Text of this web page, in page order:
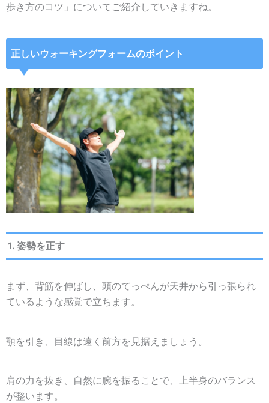
歩き方のコツ」についてご紹介していきますね。
正しいウォーキングフォームのポイント
1. 姿勢を正す
まず、背筋を伸ばし、頭のてっぺんが天井から引っ張られ
ているような感覚で立ちます。
顎を引き、目線は遠く前方を見据えましょう。
肩の力を抜き、自然に腕を振ることで、上半身のバランス
が整います。